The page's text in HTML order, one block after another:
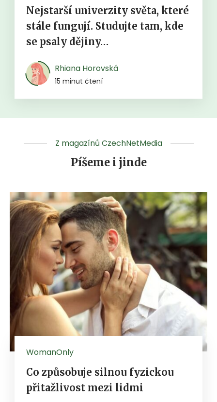
Nejstarší univerzity světa, které
stále fungují. Studujte tam, kde
se psaly dějiny…
Rhiana Horovská
15 minut čtení
Z magazínů CzechNetMedia
Píšeme i jinde
WomanOnly
Co způsobuje silnou fyzickou
přitažlivost mezi lidmi